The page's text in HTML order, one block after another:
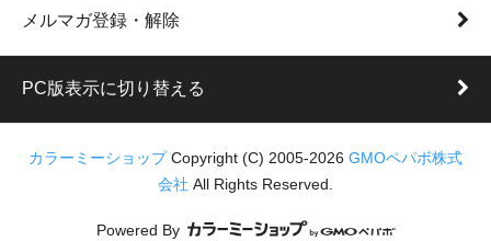
メルマガ登録・解除
PC版表示に切り替える
カラーミーショップCopyright (C) 2005-2026 GMOペパボ株式
会社 All Rights Reserved.
Powered By